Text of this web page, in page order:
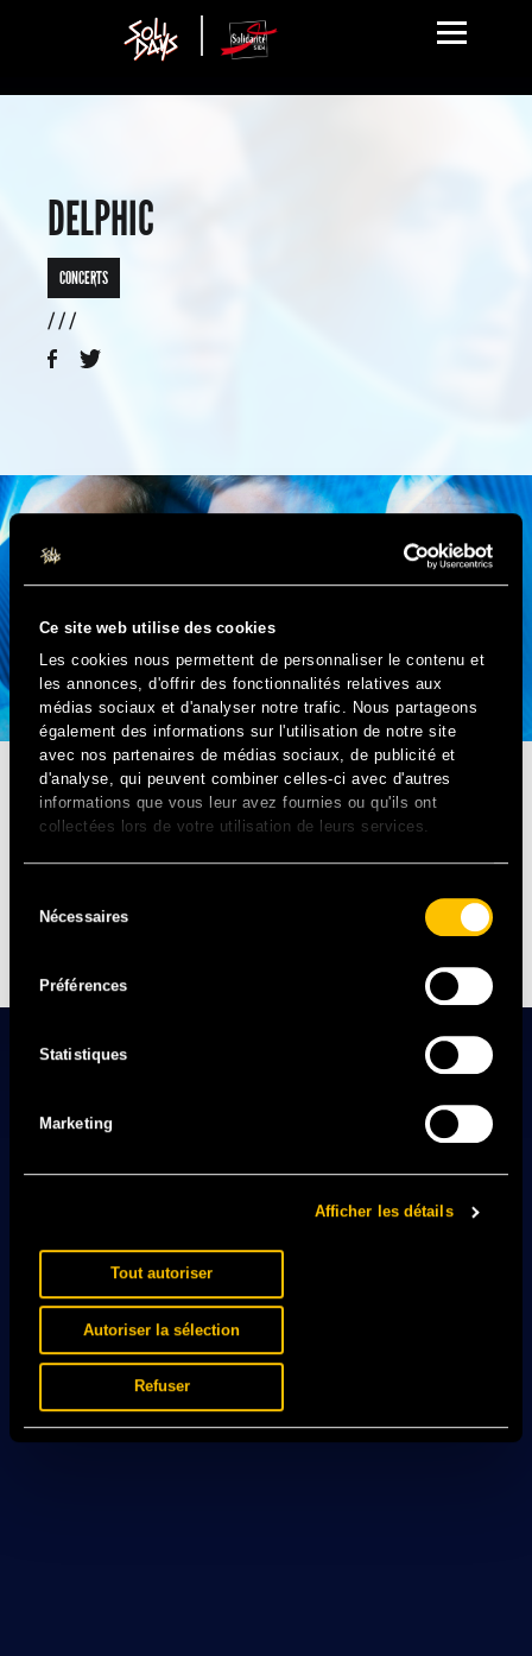
Ce site web utilise des cookies
Les cookies nous permettent de personnaliser le contenu et
les annonces, d'offrir des fonctionnalités relatives aux
médias sociaux et d'analyser notre trafic. Nous partageons
également des informations sur l'utilisation de notre site
avec nos partenaires de médias sociaux, de publicité et
d'analyse, qui peuvent combiner celles-ci avec d'autres
informations que vous leur avez fournies ou qu'ils ont
collectées lors de votre utilisation de leurs services.
duNécessaires
Préférences
Statistiques
Marketing
Afficher les détails
Tout autoriser
Autoriser la sélection
Refuser
DELPHIC
CONCERTS
/ / /
ELECTRO/ROCK – UK
manche en offrant une musique fraîche et non conforme.
Entre révélation et vintage, Delphic sera à Solidays cette